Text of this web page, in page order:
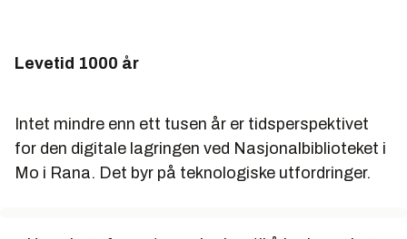
Levetid 1000 år
Intet mindre enn ett tusen år er tidsperspektivet
for den digitale lagringen ved Nasjonalbiblioteket i
Mo i Rana. Det byr på teknologiske utfordringer.